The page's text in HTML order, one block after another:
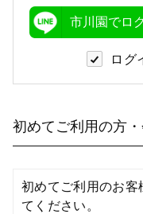
市川園でロ
ログ
初めてご利用の方
初めてご利用のお客
てください。